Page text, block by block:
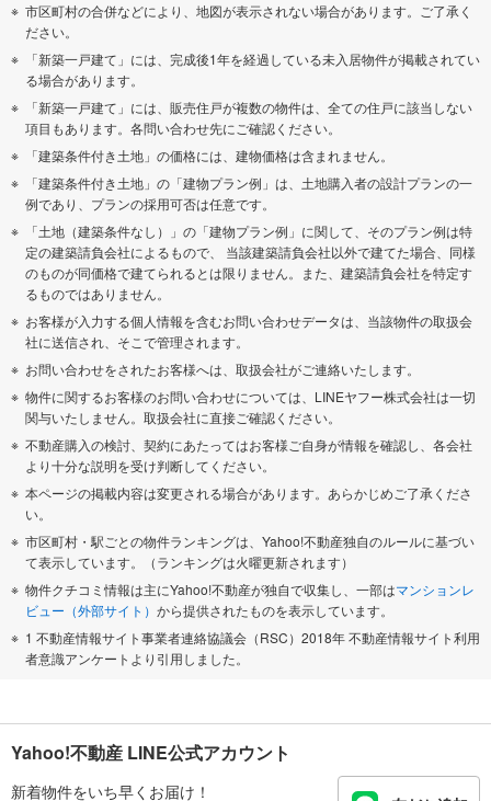
市区町村の合併などにより、地図が表示されない場合があります。ご了承く
ださい。
「新築一戸建て」には、完成後1年を経過している未入居物件が掲載されてい
る場合があります。
「新築一戸建て」には、販売住戸が複数の物件は、全ての住戸に該当しない
項目もあります。各問い合わせ先にご確認ください。
「建築条件付き土地」の価格には、建物価格は含まれません。
「建築条件付き土地」の「建物プラン例」は、土地購入者の設計プランの一
例であり、プランの採用可否は任意です。
「土地（建築条件なし）」の「建物プラン例」に関して、そのプラン例は特
定の建築請負会社によるもので、 当該建築請負会社以外で建てた場合、同様
のものが同価格で建てられるとは限りません。また、建築請負会社を特定す
るものではありません。
お客様が入力する個人情報を含むお問い合わせデータは、当該物件の取扱会
社に送信され、そこで管理されます。
お問い合わせをされたお客様へは、取扱会社がご連絡いたします。
物件に関するお客様のお問い合わせについては、LINEヤフー株式会社は一切
関与いたしません。取扱会社に直接ご確認ください。
不動産購入の検討、契約にあたってはお客様ご自身が情報を確認し、各会社
より十分な説明を受け判断してください。
本ページの掲載内容は変更される場合があります。あらかじめご了承くださ
い。
市区町村・駅ごとの物件ランキングは、Yahoo!不動産独自のルールに基づい
て表示しています。（ランキングは火曜更新されます）
物件クチコミ情報は主にYahoo!不動産が独自で収集し、一部はマンションレ
ビュー（外部サイト） から提供されたものを表示しています。
1 不動産情報サイト事業者連絡協議会（RSC）2018年 不動産情報サイト利用
者意識アンケートより引用しました。
Yahoo!不動産 LINE公式アカウント
新着物件をいち早くお届け！